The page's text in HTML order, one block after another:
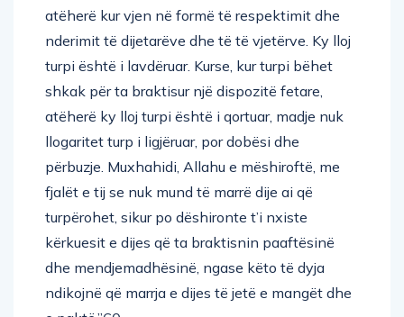
atëherë kur vjen në formë të respektimit dhe
nderimit të dijetarëve dhe të të vjetërve. Ky lloj
turpi është i lavdëruar. Kurse, kur turpi bëhet
shkak për ta braktisur një dispozitë fetare,
atëherë ky lloj turpi është i qortuar, madje nuk
llogaritet turp i ligjëruar, por dobësi dhe
përbuzje. Muxhahidi, Allahu e mëshiroftë, me
fjalët e tij se nuk mund të marrë dije ai që
turpërohet, sikur po dëshironte t’i nxiste
kërkuesit e dijes që ta braktisnin paaftësinë
dhe mendjemadhësinë, ngase këto të dyja
ndikojnë që marrja e dijes të jetë e mangët dhe